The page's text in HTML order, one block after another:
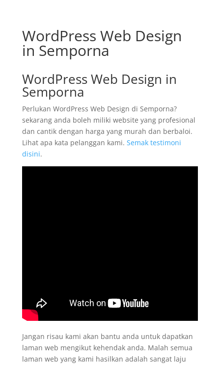
WordPress Web Design
in Semporna
WordPress Web Design in
Semporna
Perlukan WordPress Web Design di Semporna?
sekarang anda boleh miliki website yang profesional
dan cantik dengan harga yang murah dan berbaloi.
Lihat apa kata pelanggan kami. Semak testimoni
disini.
Jangan risau kami akan bantu anda untuk dapatkan
laman web mengikut kehendak anda. Malah semua
laman web yang kami hasilkan adalah sangat laju